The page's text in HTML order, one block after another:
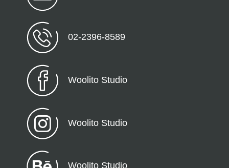
02-2396-8589
Woolito Studio
Woolito Studio
Woolito Studio